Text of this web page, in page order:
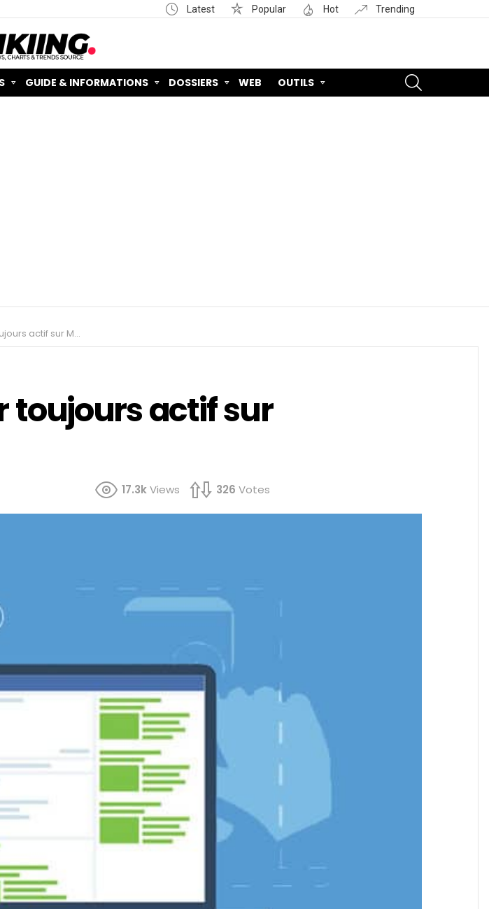
Latest Popular Hot Trending
GUIDE & INFORMATIONS DOSSIERS WEB OUTILS
sur Messenger ?
toujours actif sur
17.3kViews 326 Votes